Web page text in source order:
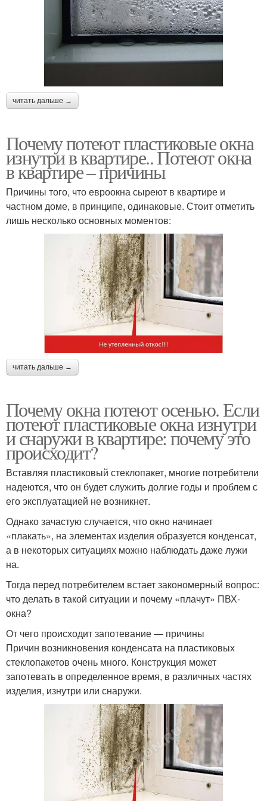
читать дальше →
Почему потеют пластиковые окна
изнутри в квартире.. Потеют окна
в квартире – причины
Причины того, что евроокна сыреют в квартире и
частном доме, в принципе, одинаковые. Стоит отметить
лишь несколько основных моментов:
читать дальше →
Почему окна потеют осенью. Если
потеют пластиковые окна изнутри
и снаружи в квартире: почему это
происходит?
Вставляя пластиковый стеклопакет, многие потребители
надеются, что он будет служить долгие годы и проблем с
его эксплуатацией не возникнет.
Однако зачастую случается, что окно начинает
«плакать», на элементах изделия образуется конденсат,
а в некоторых ситуациях можно наблюдать даже лужи
на.
Тогда перед потребителем встает закономерный вопрос:
что делать в такой ситуации и почему «плачут» ПВХ-
окна?
От чего происходит запотевание — причины
Причин возникновения конденсата на пластиковых
стеклопакетов очень много. Конструкция может
запотевать в определенное время, в различных частях
изделия, изнутри или снаружи.